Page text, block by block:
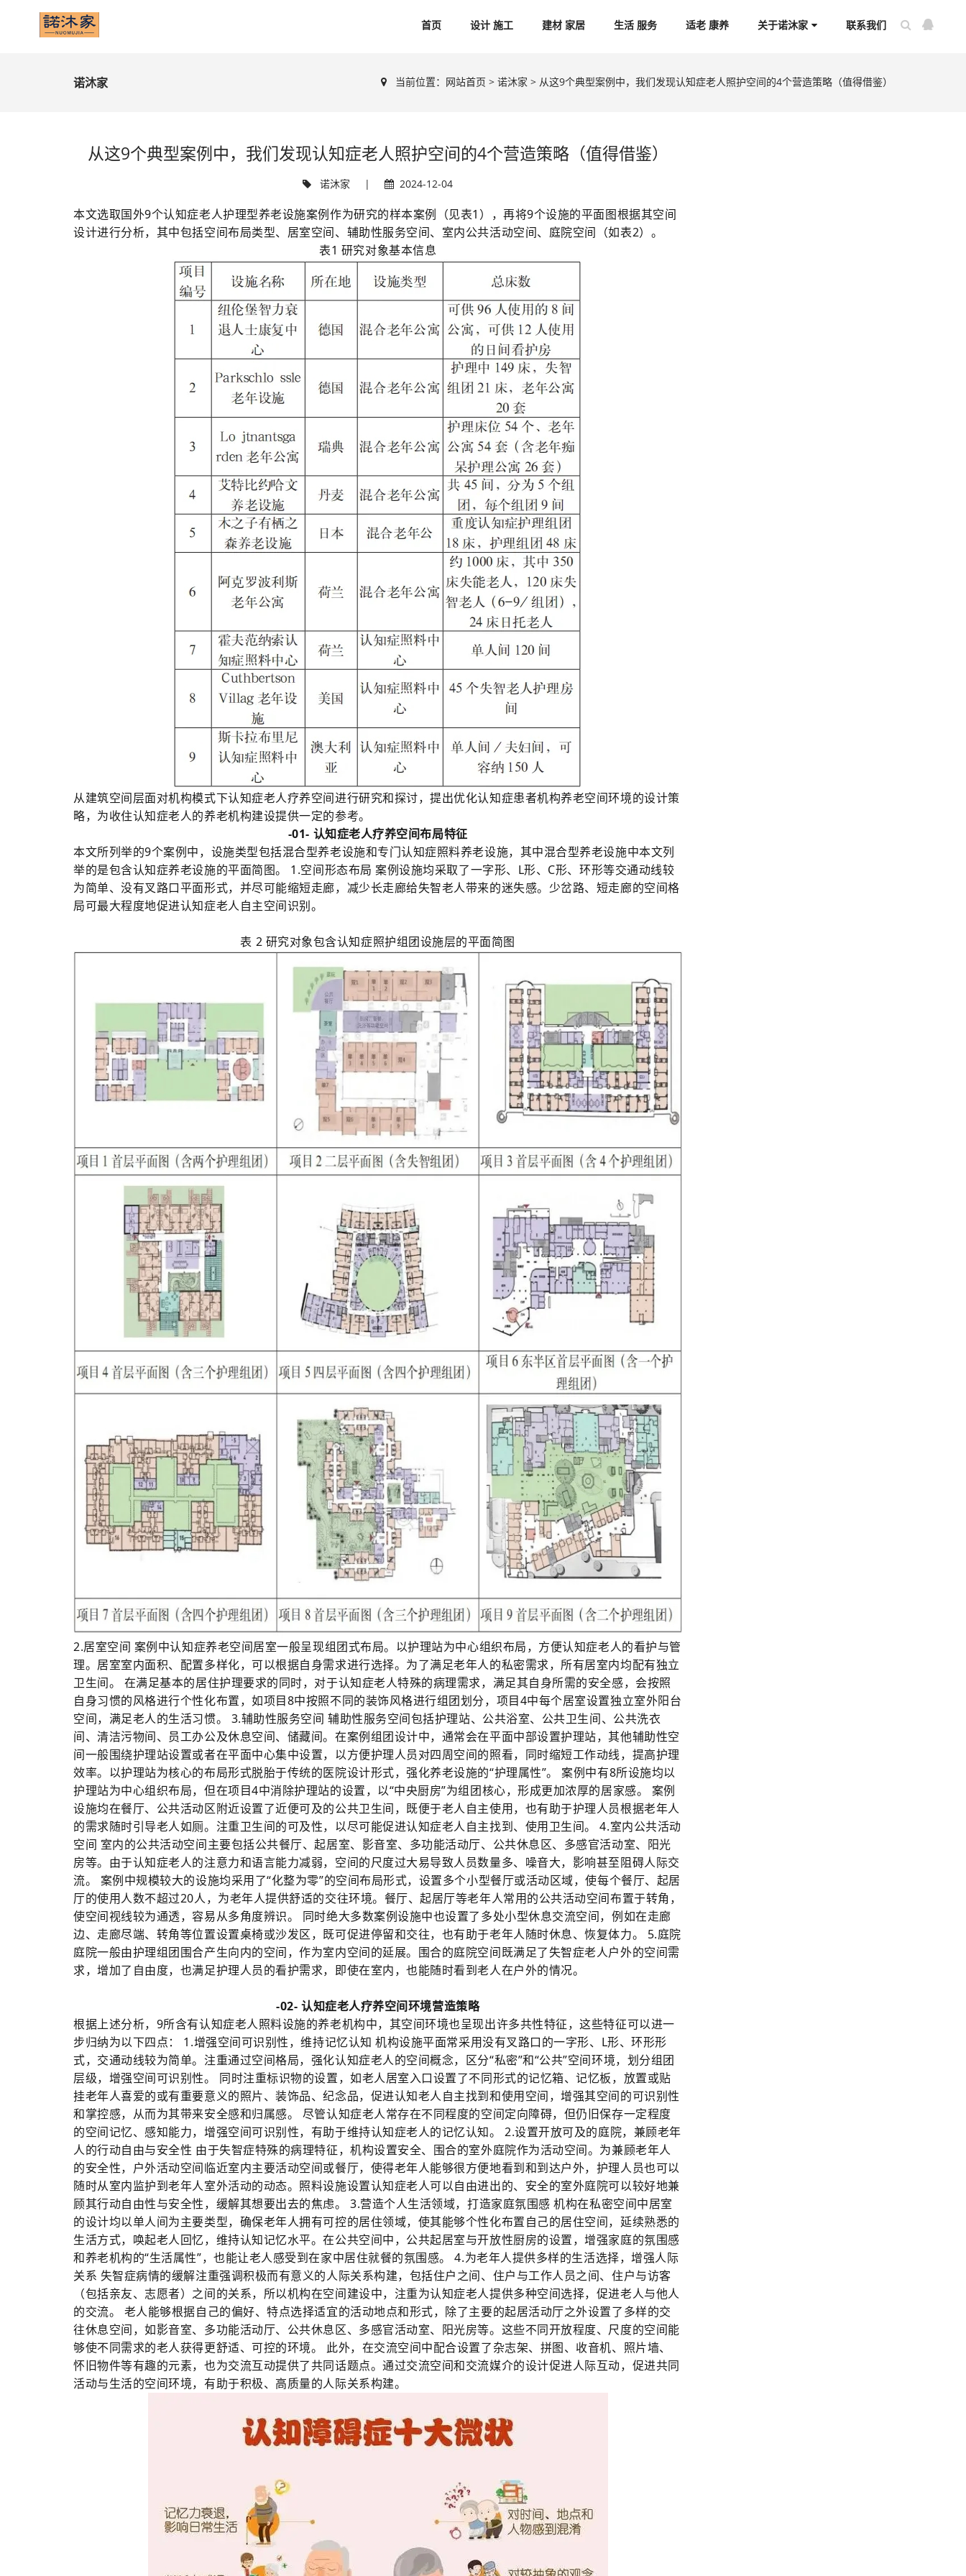
首页 设计 施工 建材 家居 生活 服务 适老 康养 关于诺沐家 联系我们
诺沐家 当前位置： 网站首页 > 诺沐家 > 从这9个典型案例中，我们发现认知症老人照护空间的4个营造策略（值得借鉴）
从这9个典型案例中，我们发现认知症老人照护空间的4个营造策略（值得借鉴）
诺沐家 | 2024-12-04
本文选取国外9个认知症老人护理型养老设施案例作为研究的样本案例（见表1），再将9个设施的平面图根据其空间
设计进行分析，其中包括空间布局类型、居室空间、辅助性服务空间、室内公共活动空间、庭院空间（如表2）。
表1 研究对象基本信息
从建筑空间层面对机构模式下认知症老人疗养空间进行研究和探讨，提出优化认知症患者机构养老空间环境的设计策
略，为收住认知症老人的养老机构建设提供一定的参考。
-01- 认知症老人疗养空间布局特征
本文所列举的9个案例中，设施类型包括混合型养老设施和专门认知症照料养老设施，其中混合型养老设施中本文列
举的是包含认知症养老设施的平面简图。 1.空间形态布局 案例设施均采取了一字形、L形、C形、环形等交通动线较
为简单、没有叉路口平面形式，并尽可能缩短走廊，减少长走廊给失智老人带来的迷失感。少岔路、短走廊的空间格
局可最大程度地促进认知症老人自主空间识别。
表 2 研究对象包含认知症照护组团设施层的平面简图
2.居室空间 案例中认知症养老空间居室一般呈现组团式布局。以护理站为中心组织布局，方便认知症老人的看护与管
理。居室室内面积、配置多样化，可以根据自身需求进行选择。为了满足老年人的私密需求，所有居室内均配有独立
卫生间。 在满足基本的居住护理要求的同时，对于认知症老人特殊的病理需求，满足其自身所需的安全感，会按照
自身习惯的风格进行个性化布置，如项目8中按照不同的装饰风格进行组团划分，项目4中每个居室设置独立室外阳台
空间，满足老人的生活习惯。 3.辅助性服务空间 辅助性服务空间包括护理站、公共浴室、公共卫生间、公共洗衣
间、清洁污物间、员工办公及休息空间、储藏间。在案例组团设计中，通常会在平面中部设置护理站，其他辅助性空
间一般围绕护理站设置或者在平面中心集中设置，以方便护理人员对四周空间的照看，同时缩短工作动线，提高护理
效率。以护理站为核心的布局形式脱胎于传统的医院设计形式，强化养老设施的“护理属性”。 案例中有8所设施均以
护理站为中心组织布局，但在项目4中消除护理站的设置，以“中央厨房”为组团核心，形成更加浓厚的居家感。 案例
设施均在餐厅、公共活动区附近设置了近便可及的公共卫生间，既便于老人自主使用，也有助于护理人员根据老年人
的需求随时引导老人如厕。注重卫生间的可及性，以尽可能促进认知症老人自主找到、使用卫生间。 4.室内公共活动
空间 室内的公共活动空间主要包括公共餐厅、起居室、影音室、多功能活动厅、公共休息区、多感官活动室、阳光
房等。由于认知症老人的注意力和语言能力减弱，空间的尺度过大易导致人员数量多、噪音大，影响甚至阻碍人际交
流。 案例中规模较大的设施均采用了“化整为零”的空间布局形式，设置多个小型餐厅或活动区域，使每个餐厅、起居
厅的使用人数不超过20人，为老年人提供舒适的交往环境。餐厅、起居厅等老年人常用的公共活动空间布置于转角，
使空间视线较为通透，容易从多角度辨识。 同时绝大多数案例设施中也设置了多处小型休息交流空间，例如在走廊
边、走廊尽端、转角等位置设置桌椅或沙发区，既可促进停留和交往，也有助于老年人随时休息、恢复体力。 5.庭院
庭院一般由护理组团围合产生向内的空间，作为室内空间的延展。围合的庭院空间既满足了失智症老人户外的空间需
求，增加了自由度，也满足护理人员的看护需求，即使在室内，也能随时看到老人在户外的情况。
-02- 认知症老人疗养空间环境营造策略
根据上述分析，9所含有认知症老人照料设施的养老机构中，其空间环境也呈现出许多共性特征，这些特征可以进一
步归纳为以下四点： 1.增强空间可识别性，维持记忆认知 机构设施平面常采用没有叉路口的一字形、L形、环形形
式，交通动线较为简单。注重通过空间格局，强化认知症老人的空间概念，区分“私密”和“公共”空间环境，划分组团
层级，增强空间可识别性。 同时注重标识物的设置，如老人居室入口设置了不同形式的记忆箱、记忆板，放置或贴
挂老年人喜爱的或有重要意义的照片、装饰品、纪念品，促进认知老人自主找到和使用空间，增强其空间的可识别性
和掌控感，从而为其带来安全感和归属感。 尽管认知症老人常存在不同程度的空间定向障碍，但仍旧保存一定程度
的空间记忆、感知能力，增强空间可识别性，有助于维持认知症老人的记忆认知。 2.设置开放可及的庭院，兼顾老年
人的行动自由与安全性 由于失智症特殊的病理特征，机构设置安全、围合的室外庭院作为活动空间。为兼顾老年人
的安全性，户外活动空间临近室内主要活动空间或餐厅，使得老年人能够很方便地看到和到达户外，护理人员也可以
随时从室内监护到老年人室外活动的动态。照料设施设置认知症老人可以自由进出的、安全的室外庭院可以较好地兼
顾其行动自由性与安全性，缓解其想要出去的焦虑。 3.营造个人生活领域，打造家庭氛围感 机构在私密空间中居室
的设计均以单人间为主要类型，确保老年人拥有可控的居住领域，使其能够个性化布置自己的居住空间，延续熟悉的
生活方式，唤起老人回忆，维持认知记忆水平。在公共空间中，公共起居室与开放性厨房的设置，增强家庭的氛围感
和养老机构的“生活属性”，也能让老人感受到在家中居住就餐的氛围感。 4.为老年人提供多样的生活选择，增强人际
关系 失智症病情的缓解注重强调积极而有意义的人际关系构建，包括住户之间、住户与工作人员之间、住户与访客
（包括亲友、志愿者）之间的关系，所以机构在空间建设中，注重为认知症老人提供多种空间选择，促进老人与他人
的交流。 老人能够根据自己的偏好、特点选择适宜的活动地点和形式，除了主要的起居活动厅之外设置了多样的交
往休息空间，如影音室、多功能活动厅、公共休息区、多感官活动室、阳光房等。这些不同开放程度、尺度的空间能
够使不同需求的老人获得更舒适、可控的环境。 此外，在交流空间中配合设置了杂志架、拼图、收音机、照片墙、
怀旧物件等有趣的元素，也为交流互动提供了共同话题点。通过交流空间和交流媒介的设计促进人际互动，促进共同
活动与生活的空间环境，有助于积极、高质量的人际关系构建。